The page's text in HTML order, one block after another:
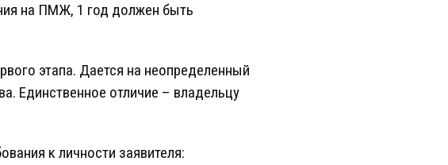
на ПМЖ, 1 год должен быть
этапа. Дается на неопределенный
Единственное отличие – владельцу
к личности заявителя: